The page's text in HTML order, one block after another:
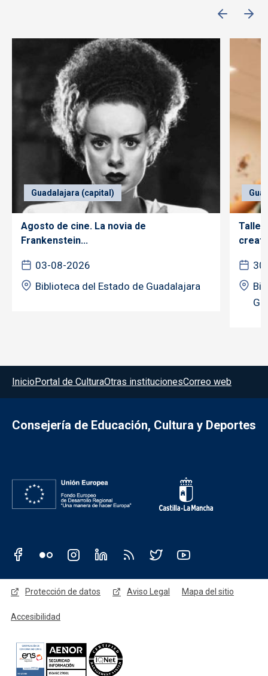
Guadalajara (capital)
Agosto de cine. La novia de
Frankenstein...
03-08-2026
Biblioteca del Estado de Guadalajara
Taller
Menú del pie
InicioPortal de CulturaOtras institucionesCorreo web
Consejería de Educación, Cultura y Deportes
Redes sociales JCCM
Menú legal
Protección de datos Aviso Legal Mapa del sitio
Accesibilidad